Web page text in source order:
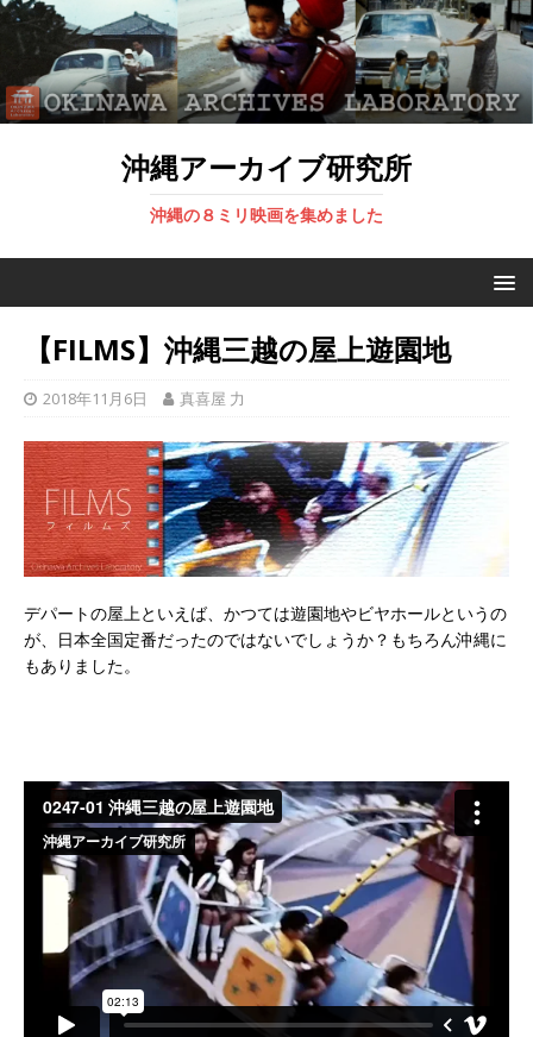
沖縄アーカイブ研究所
沖縄の８ミリ映画を集めました
【FILMS】沖縄三越の屋上遊園地
2018年11月6日 真喜屋 力
デパートの屋上といえば、かつては遊園地やビヤホールというの
が、日本全国定番だったのではないでしょうか？もちろん沖縄に
もありました。